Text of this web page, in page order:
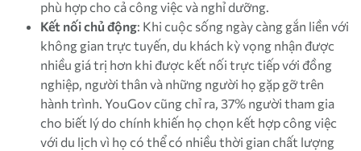
phù hợp cho cả công việc và nghỉ dưỡng.
Kết nối chủ động: Khi cuộc sống ngày càng gắn liền với
không gian trực tuyến, du khách kỳ vọng nhận được
nhiều giá trị hơn khi được kết nối trực tiếp với đồng
nghiệp, người thân và những người họ gặp gỡ trên
hành trình. YouGov cũng chỉ ra, 37% người tham gia
cho biết lý do chính khiến họ chọn kết hợp công việc
với du lịch vì họ có thể có nhiều thời gian chất lượng